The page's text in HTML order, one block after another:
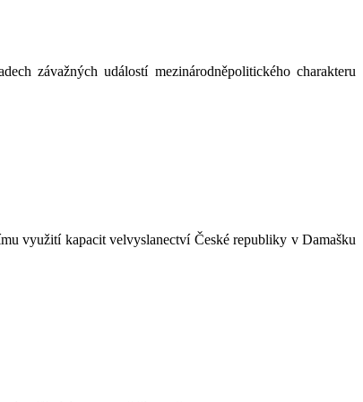
závažných událostí mezinárodněpolitického charakteru
využití kapacit velvyslanectví České republiky v Damašku